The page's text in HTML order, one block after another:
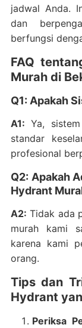
jadwal Anda.
dan
berfungsi
FAQ
Murah di
Q1: Apakah
A1: Ya,
standar
profesional
Q2: Apakah
Hydrant
A2: Tidak ada
murah kami
karena kami
orang.
Tips dan
Hydrant
Periksa